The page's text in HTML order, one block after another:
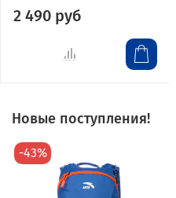
2 490 руб
Новые поступления!
-43%